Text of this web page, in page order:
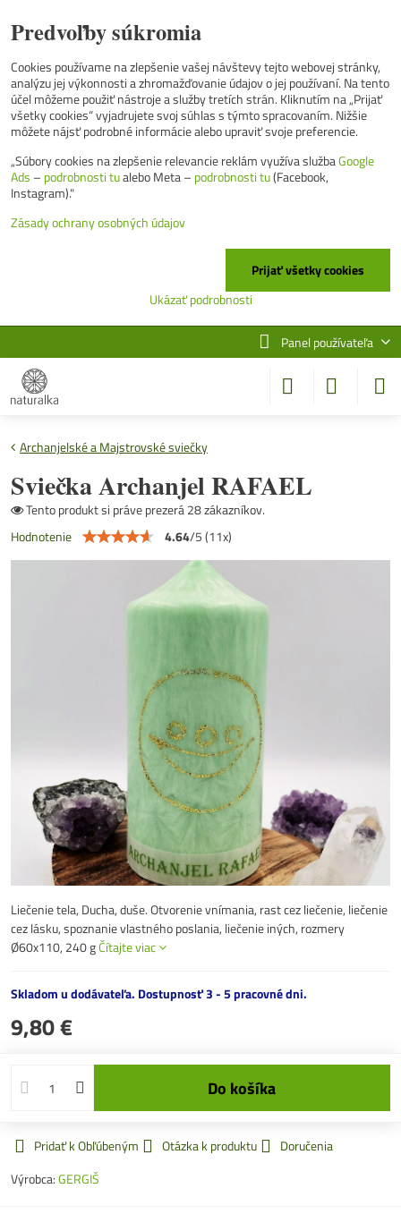
Panel používateľa
Archanjelské a Majstrovské sviečky
Sviečka Archanjel RAFAEL
Tento produkt si práve prezerá 28 zákazníkov.
Hodnotenie
4.64/5(11x)
Liečenie tela, Ducha, duše. Otvorenie vnímania, rast cez liečenie, liečenie
cez lásku, spoznanie vlastného poslania, liečenie iných, rozmery
Ø60x110, 240 gČítajte viac
Skladom u dodávateľa. Dostupnosť 3 - 5 pracovné dni.
9,80 €
Do košíka
Pridať k Obľúbeným Otázka k produktu
Doručenia
Výrobca:GERGIŠ
Predvoľby súkromia
Cookies používame na zlepšenie vašej návštevy tejto webovej stránky,
analýzu jej výkonnosti a zhromažďovanie údajov o jej používaní. Na tento
účel môžeme použiť nástroje a služby tretích strán. Kliknutím na „Prijať
všetky cookies“ vyjadrujete svoj súhlas s týmto spracovaním. Nižšie
môžete nájsť podrobné informácie alebo upraviť svoje preferencie.
„Súbory cookies na zlepšenie relevancie reklám využíva službaGoogle
Ads – podrobnosti tualebo Meta – podrobnosti tu(Facebook,
Instagram)."
Zásady ochrany osobných údajov
Ukázať podrobnosti
Prijať všetky cookies